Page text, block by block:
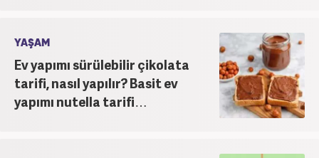
YAŞAM
Ev yapımı sürülebilir çikolata
tarifi, nasıl yapılır? Basit ev
yapımı nutella tarifi…